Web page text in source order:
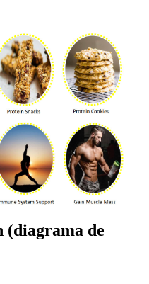
(diagrama de